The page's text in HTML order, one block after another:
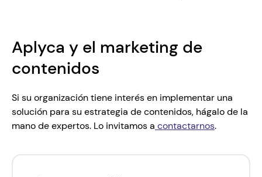
Aplyca y el marketing de
contenidos
Si su organización tiene interés en implementar una
solución para su estrategia de contenidos, hágalo de la
mano de expertos. Lo invitamos a contactarnos